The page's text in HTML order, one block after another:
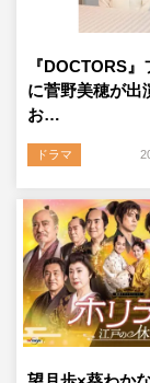
『DOCTORS
に菅野美穂が出
お…
ドラマ